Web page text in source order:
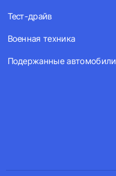
Тест-драйв
Военная техника
Подержанные автомобили